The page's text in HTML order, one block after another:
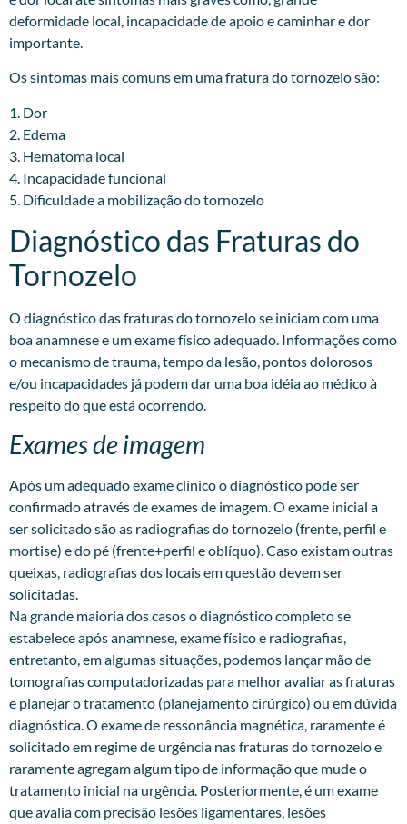
deformidade local, incapacidade de apoio e caminhar e dor
importante.
Os sintomas mais comuns em uma fratura do tornozelo são:
1. Dor
2. Edema
3. Hematoma local
4. Incapacidade funcional
5. Dificuldade a mobilização do tornozelo
Diagnóstico das Fraturas do
Tornozelo
O diagnóstico das fraturas do tornozelo se iniciam com uma
boa anamnese e um exame físico adequado. Informações como
o mecanismo de trauma, tempo da lesão, pontos dolorosos
e/ou incapacidades já podem dar uma boa idéia ao médico à
respeito do que está ocorrendo.
Exames de imagem
Após um adequado exame clínico o diagnóstico pode ser
confirmado através de exames de imagem. O exame inicial a
ser solicitado são as radiografias do tornozelo (frente, perfil e
mortise) e do pé (frente+perfil e oblíquo). Caso existam outras
queixas, radiografias dos locais em questão devem ser
solicitadas.
Na grande maioria dos casos o diagnóstico completo se
estabelece após anamnese, exame físico e radiografias,
entretanto, em algumas situações, podemos lançar mão de
tomografias computadorizadas para melhor avaliar as fraturas
e planejar o tratamento (planejamento cirúrgico) ou em dúvida
diagnóstica. O exame de ressonância magnética, raramente é
solicitado em regime de urgência nas fraturas do tornozelo e
raramente agregam algum tipo de informação que mude o
tratamento inicial na urgência. Posteriormente, é um exame
que avalia com precisão lesões ligamentares, lesões